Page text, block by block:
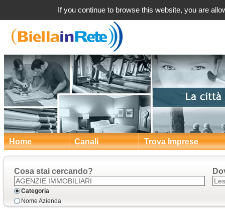
Home Canali Trova Imprese
Cosa stai cercando?
Categoria
Nome Azienda
If you continue to browse this website, you are